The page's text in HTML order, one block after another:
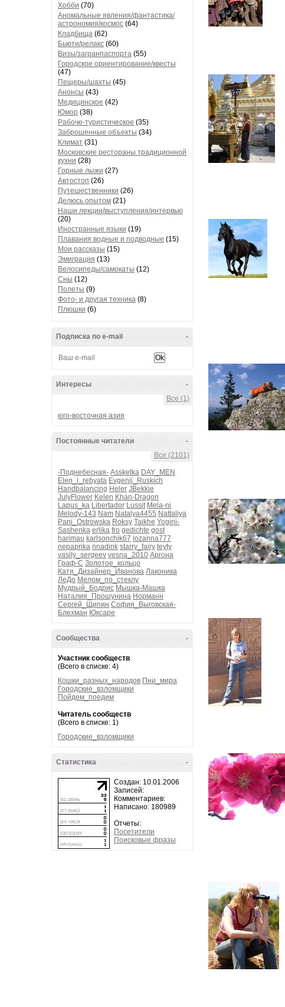
Хобби (70)
Аномальные явления/фантастика/
астрономия/космос (64)
Кладбища (62)
Бьюти/релакс (60)
Визы/загранпаспорта (55)
Городское ориентирование/квесты
(47)
Пещеры/шахты (45)
Анонсы (43)
Медицинское (42)
Юмор (38)
Рабоче-туристическое (35)
Заброшенные объекты (34)
Климат (31)
Московские рестораны традиционной
кухни (28)
Горные лыжи (27)
Автостоп (26)
Путешественники (26)
Делюсь опытом (21)
Наши лекции/выступления/интервью
(20)
Иностранные языки (19)
Плавания водные и подводные (15)
Мои рассказы (15)
Эмиграция (13)
Велосипеды/самокаты (12)
Сны (12)
Полеты (9)
Фото- и другая техника (8)
Плюшки (6)
-
Подписка по e-mail
-
Интересы
Все (1)
юго-восточная азия
-
Постоянные читатели
Все (2101)
-Поднебесная- Assketka DAY_MEN
Elen_i_rebyata Evgenij_Ruskich
Handbalancing Heler JBekkie
JulyFlower Kelen Khan-Dragon
Lapus_ka Libertador Lussit Mela-ni
Melody-143 Nam Natalya4455 Nattaliya
Pani_Ostrowska Roksy Taikhe Yogini-
Sashenka erlika fro gedichte gost
harimau karlsonchik67 lozanna777
nepaprika nnadink starry_fairy teyty
vasily_sergeev vesna_2010 Аргона
Граф-С Золотое_кольцо
Катя_Дизайнер_Иванова Лаконика
ЛеДо Мелом_по_стеклу
Мудрый_Бодрис Мышка-Машка
Наталия_Прошунина Норманн
Сергей_Щипин София_Выговская-
Блехман Юксаре
-
Сообщества
Участник сообществ
(Всего в списке: 4)
Кошки_разных_народов Пни_мира
Городские_взломщики
Пойдем_поедим
Читатель сообществ
(Всего в списке: 1)
Городские_взломщики
-
Статистика
Создан: 10.01.2006
Записей:
Комментариев:
Написано: 180989
Отчеты:
Посетители
Поисковые фразы